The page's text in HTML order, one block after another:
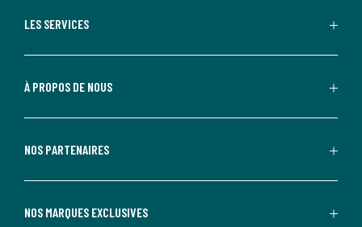
LES SERVICES
À PROPOS DE NOUS
NOS PARTENAIRES
NOS MARQUES EXCLUSIVES